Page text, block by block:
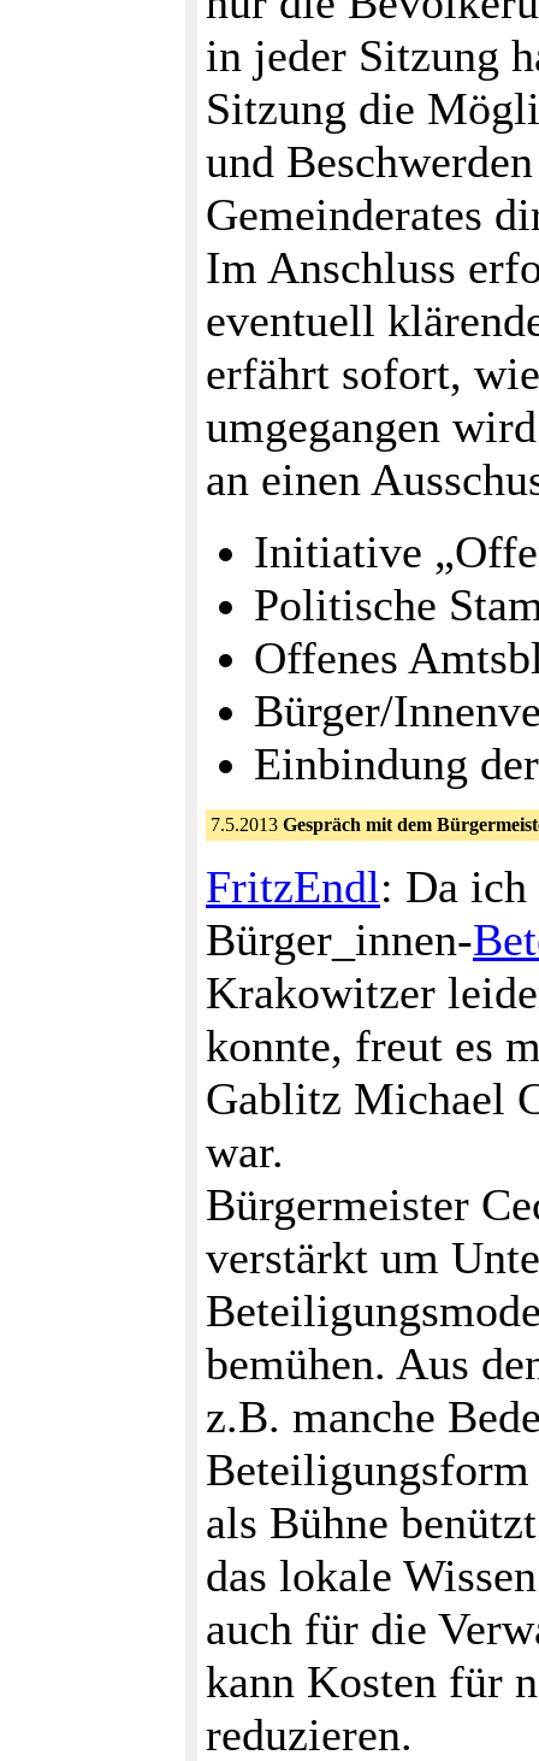
in jeder Sitzung
Sitzung die
und
Gemeinderates
Im Anschluss
eventuell
erfährt sofort,
umgegangen
an einen
Initiative
Politische
Offenes
Bürger/
Einbindung
7.5.2013 Gespräch mit dem
FritzEndl: Da
Bürger_innen-
Krakowitzer
konnte, freut es
Gablitz Michael
war.
Bürgermeister
verstärkt um
bemühen. Aus
z.B. manche
als Bühne
das lokale
auch für die
kann Kosten für
reduzieren.